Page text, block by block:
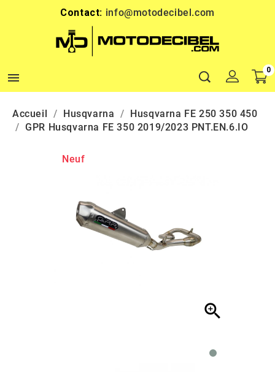
Contact: info@motodecibel.com

0
Accueil Husqvarna
Husqvarna FE 250 350 450
GPR Husqvarna FE 350 2019/2023 PNT.EN.6.IO
Neuf
